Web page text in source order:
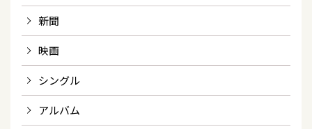
新聞
映画
シングル
アルバム